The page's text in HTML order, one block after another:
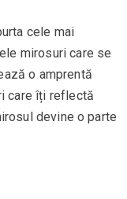
cele mai
mirosuri care se
o amprentă
care îți reflectă
devine o parte